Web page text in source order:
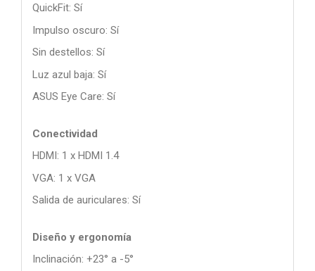
QuickFit: Sí
Impulso oscuro: Sí
Sin destellos: Sí
Luz azul baja: Sí
ASUS Eye Care: Sí
Conectividad
HDMI: 1 x HDMI 1.4
VGA: 1 x VGA
Salida de auriculares: Sí
Diseño y ergonomía
Inclinación: +23° a -5°